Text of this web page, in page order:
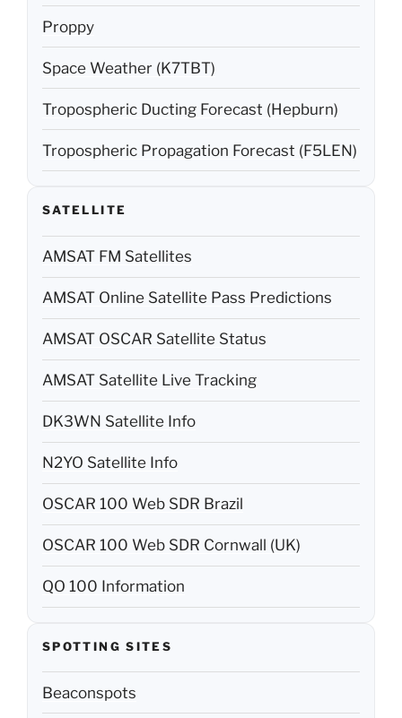
Proppy
Space Weather (K7TBT)
Tropospheric Ducting Forecast (Hepburn)
Tropospheric Propagation Forecast (F5LEN)
SATELLITE
AMSAT FM Satellites
AMSAT Online Satellite Pass Predictions
AMSAT OSCAR Satellite Status
AMSAT Satellite Live Tracking
DK3WN Satellite Info
N2YO Satellite Info
OSCAR 100 Web SDR Brazil
OSCAR 100 Web SDR Cornwall (UK)
QO 100 Information
SPOTTING SITES
Beaconspots